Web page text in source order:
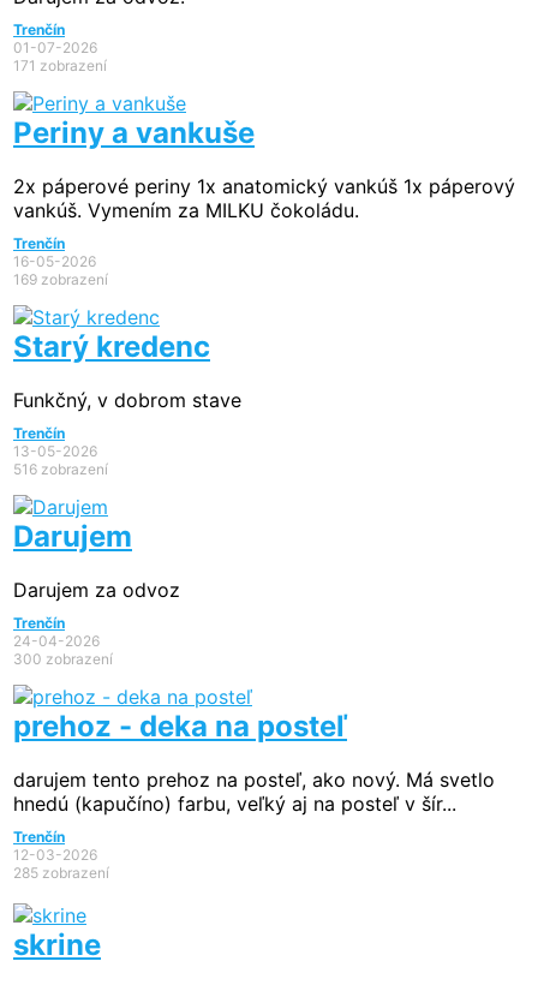
Trenčín
01-07-2026
171 zobrazení
Periny a vankuše
2x páperové periny 1x anatomický vankúš 1x páperový
vankúš. Vymením za MILKU čokoládu.
Trenčín
16-05-2026
169 zobrazení
Starý kredenc
Funkčný, v dobrom stave
Trenčín
13-05-2026
516 zobrazení
Darujem
Darujem za odvoz
Trenčín
24-04-2026
300 zobrazení
prehoz - deka na posteľ
darujem tento prehoz na posteľ, ako nový. Má svetlo
hnedú (kapučíno) farbu, veľký aj na posteľ v šír...
Trenčín
12-03-2026
285 zobrazení
skrine